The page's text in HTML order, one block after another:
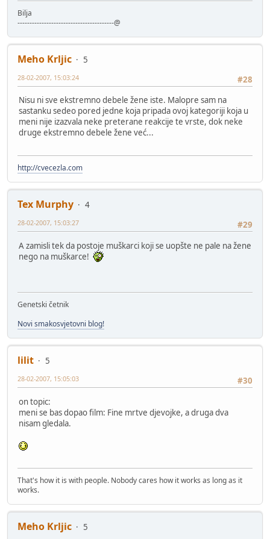
Bilja
----------------------------------------@
Meho Krljic
5
#28
28-02-2007, 15:03:24
Nisu ni sve ekstremno debele žene iste. Malopre sam na
sastanku sedeo pored jedne koja pripada ovoj kategoriji koja u
meni nije izazvala neke preterane reakcije te vrste, dok neke
druge ekstremno debele žene već...
http://cvecezla.com
Tex Murphy
4
#29
28-02-2007, 15:03:27
A zamisli tek da postoje muškarci koji se uopšte ne pale na žene
nego na muškarce!
Genetski četnik
Novi smakosvjetovni blog!
lilit
5
#30
28-02-2007, 15:05:03
on topic:
meni se bas dopao film: Fine mrtve djevojke, a druga dva
nisam gledala.
That's how it is with people. Nobody cares how it works as long as it
works.
Meho Krljic
5